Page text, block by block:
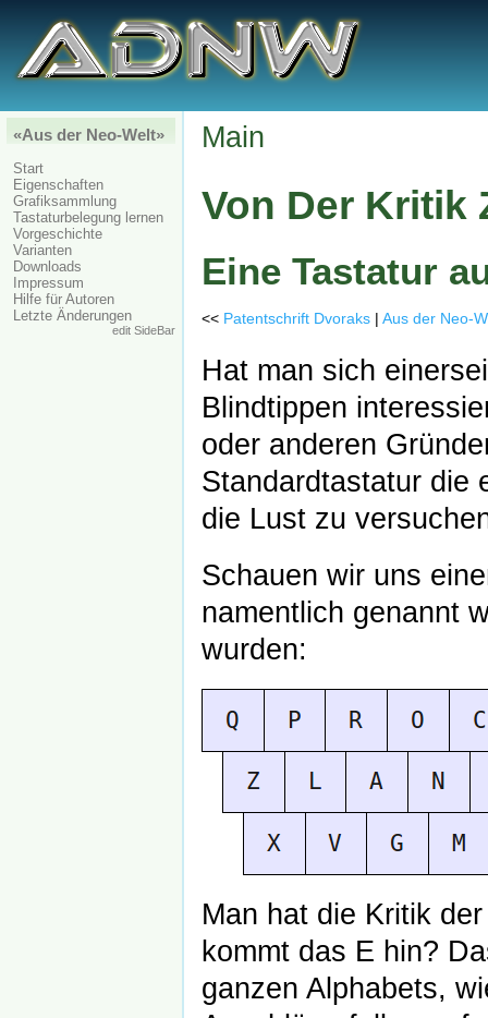
«Aus der Neo-Welt»
Start
Eigenschaften
Grafiksammlung
Tastaturbelegung lernen
Vorgeschichte
Varianten
Downloads
Impressum
Hilfe für Autoren
Letzte Änderungen
edit SideBar
Main
Von Der Kritik
Eine Tastatur
<< Patentschrift Dvoraks | Aus der Neo-
Hat man sich
Blindtippen
oder anderen
Standardtastatur die
die Lust zu
Schauen wir uns
namentlich genannt
wurden:
Man hat die Kritik
kommt das E hin?
ganzen Alphabets,